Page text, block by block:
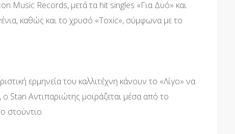
Music Records, μετά τα hit singles «Για Δυό» και
καθώς και το χρυσό «Toxic», σύμφωνα με το
ερμηνεία του καλλιτέχνη κάνουν το «Λίγο» να
Stan Αντιπαριώτης μοιράζεται μέσα από το
στούντιο.